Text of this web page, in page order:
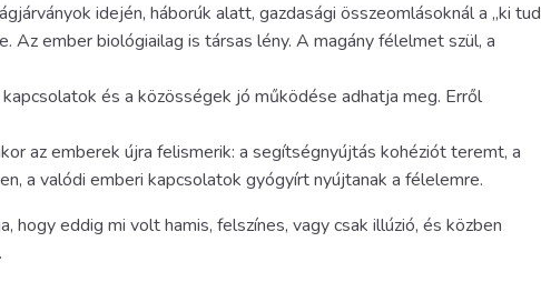
idején, háborúk alatt, gazdasági összeomlásoknál a „ki tud
Az ember biológiailag is társas lény. A magány félelmet szül, a
és a közösségek jó működése adhatja meg. Erről
az emberek újra felismerik: a segítségnyújtás kohéziót teremt, a
a valódi emberi kapcsolatok gyógyírt nyújtanak a félelemre.
eddig mi volt hamis, felszínes, vagy csak illúzió, és közben